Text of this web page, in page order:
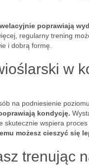
poprawiają
regularny trening
i dobrą formę.
w
na podniesienie
kondycję.
skutecznie wspiera
możesz cieszyć się
trenując